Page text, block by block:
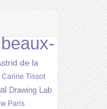
de la
Carine Tissot
Drawing Lab
Paris